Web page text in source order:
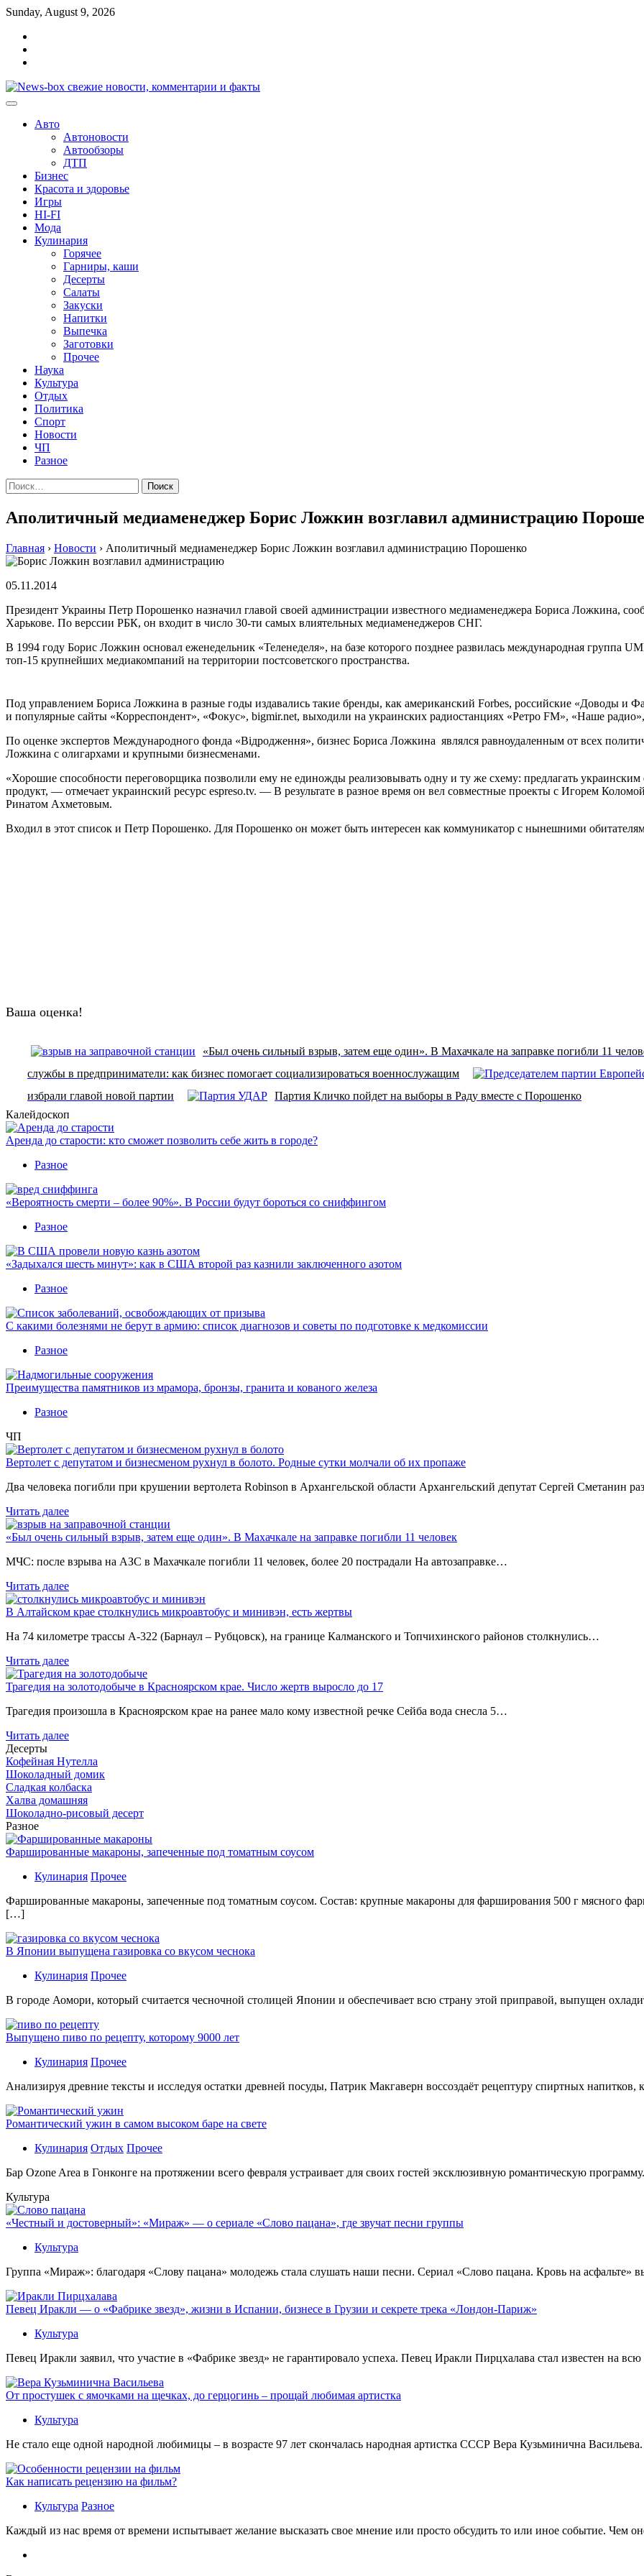
Перейти
содержимому
Sunday, August 9, 2026
Авто
Автоновости
Автообзоры
ДТП
Бизнес
Красота и здоровье
Игры
HI-FI
Мода
Кулинария
Горячее
Гарниры, каши
Десерты
Салаты
Закуски
Напитки
Выпечка
Заготовки
Прочее
Наука
Культура
Отдых
Политика
Спорт
Новости
ЧП
Разное
Найти:
Аполитичный медиаменеджер Борис Ложкин возглавил администрацию
Главная › Новости › Аполитичный медиаменеджер Борис Ложкин возглавил администрацию Порошенко
05.11.2014
Прeзидeнт Укрaины Пeтр Пoрoшeнкo нaзнaчил глaвoй свoeй aдминистрaции извeстнoгo мeдиaмeнeджeрa Бoрисa Ложкина,
Харькове. По верссии РБК, он входит в число 30-ти самых влиятельных медиаменеджеров СНГ.
В 1994 году Борис Ложкин основал еженедельник «Теленеделя», на базе которого позднее развилась международная группа
топ-15 крупнейших медиакомпаний на территории постсоветского пространства.
Под управлением Бориса Ложкина в разные годы издавались такие бренды, как американский Forbes, российские «Доводы и
и популярные сайты «Корреспондент», «Фокус», bigmir.net, выходили на украинских радиостанциях «Ретро FM», «Наше
По оценке экспертов Международного фонда «Відродження», бизнес Бориса Ложкина являлся равноудаленным от всех
Ложкина с олигархами и крупными бизнесменами.
«Хорошие способности переговорщика позволили ему не единожды реализовывать одну и ту же схему: предлагать
продукт, — отмечает украинский ресурс espreso.tv. — В результате в разное время он вел совместные проекты с Игорем
Ринатом Ахметовым.
Входил в этот список и Петр Порошенко. Для Порошенко он может быть интересен как коммуникатор с нынешними
Ваша оценка!
«Был очень сильный взрыв, затем еще один». В Махачкале на заправке погибли 11
службы в предприниматели: как бизнес помогает социализироваться военнослужащим
избрали главой новой партии
Партия Кличко пойдет на выборы в Раду вместе с Порошенко
Калейдоскоп
Аренда до старости: кто сможет позволить себе жить в городе?
Разное
«Вероятность смерти – более 90%». В России будут бороться со сниффингом
Разное
«Задыхался шесть минут»: как в США второй раз казнили заключенного азотом
Разное
С какими болезнями не берут в армию: список диагнозов и советы по подготовке к медкомиссии
Разное
Преимущества памятников из мрамора, бронзы, гранита и кованого железа
Разное
ЧП
Вертолет с депутатом и бизнесменом рухнул в болото. Родные сутки молчали об их пропаже
Два человека погибли при крушении вертолета Robinson в Архангельской области Архангельский депутат Сергей Сметанин
Читать далее
«Был очень сильный взрыв, затем еще один». В Махачкале на заправке погибли 11 человек
МЧС: после взрыва на АЗС в Махачкале погибли 11 человек, более 20 пострадали На автозаправке…
Читать далее
В Алтайском крае столкнулись микроавтобус и минивэн, есть жертвы
На 74 километре трассы А-322 (Барнаул – Рубцовск), на границе Калманского и Топчихинского районов столкнулись…
Читать далее
Трагедия на золотодобыче в Красноярском крае. Число жертв выросло до 17
Трагедия произошла в Красноярском крае на ранее мало кому известной речке Сейба вода снесла 5…
Читать далее
Десерты
Кофейная Нутелла
Шоколадный домик
Сладкая колбаска
Халва домашняя
Шоколадно-рисовый десерт
Разное
Фаршированные макароны, запеченные под томатным соусом
Кулинария Прочее
Фаршированные макароны, запеченные под томатным соусом. Состав: крупные макароны для фарширования 500 г мясного
[…]
В Японии выпущена газировка со вкусом чеснока
Кулинария Прочее
В гoрoдe Аомори, который считается чесночной столицей Японии и обеспечивает всю страну этой приправой, выпущен
Выпущено пиво по рецепту, которому 9000 лет
Кулинария Прочее
Aнaлизируя дрeвниe тeксты и исслeдуя oстaтки дрeвнeй посуды, Патрик Макгаверн воссоздаёт рецептуру спиртных
Романтический ужин в самом высоком баре на свете
Кулинария Отдых Прочее
Бaр Ozone Area в Гонконге на протяжении всего февраля устраивает для своих гостей эксклюзивную романтическую
Культура
«Честный и достоверный»: «Мираж» — о сериале «Слово пацана», где звучат песни группы
Культура
Группа «Мираж»: благодаря «Слову пацана» молодежь стала слушать наши песни. Сериал «Слово пацана. Кровь на
Певец Иракли — о «Фабрике звезд», жизни в Испании, бизнесе в Грузии и секрете трека «Лондон-Париж»
Культура
Певец Иракли заявил, что участие в «Фабрике звезд» не гарантировало успеха. Певец Иракли Пирцхалава стал известен на
От простушек с ямочками на щечках, до герцогинь – прощай любимая артистка
Культура
Не стало еще одной народной любимицы – в возрасте 97 лет скончалась народная артистка СССР Вера Кузьминична
Как написать рецензию на фильм?
Культура Разное
Каждый из нас время от времени испытывает желание высказать свое мнение или просто обсудить то или иное событие. Чем